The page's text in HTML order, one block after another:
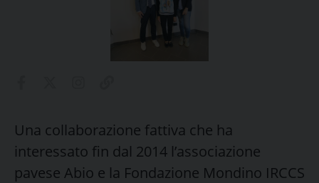
Una collaborazione fattiva che ha
interessato fin dal 2014 l’associazione
pavese Abio e la Fondazione Mondino IRCCS